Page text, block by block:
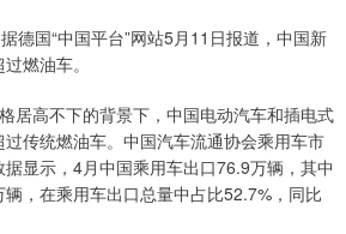
德国“中国平台”网站5月11日报道，中国新
燃油车。
居高不下的背景下，中国电动汽车和插电式
传统燃油车。中国汽车流通协会乘用车市
显示，4月中国乘用车出口76.9万辆，其中
，在乘用车出口总量中占比52.7%，同比